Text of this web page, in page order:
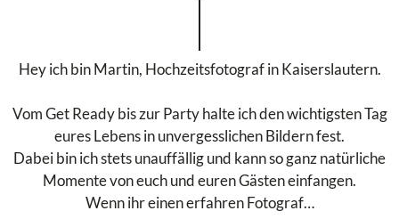
Hey ich bin Martin, Hochzeitsfotograf in Kaiserslautern.
Vom Get Ready bis zur Party halte ich den wichtigsten Tag
eures Lebens in unvergesslichen Bildern fest.
Dabei bin ich stets unauffällig und kann so ganz natürliche
Momente von euch und euren Gästen einfangen.
Wenn ihr einen erfahren Fotograf…